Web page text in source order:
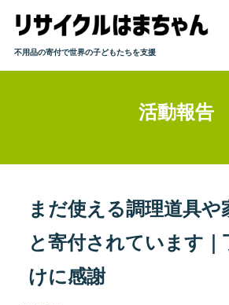
ホーム
寄付までの流れ
取り扱い品目
発送方法
不用品の寄付で世界の子どもたちを支援
活動報告
まだ使える調理道具や
と寄付されています｜
けに感謝